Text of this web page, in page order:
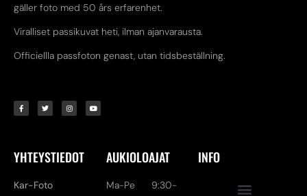
gäller foto med 50 års erfarenhet.
Viralliset passikuvat heti, ilman ajanvarausta.
Officiellla passfoton genast, utan tidsbeställning.
YHTEYSTIEDOT
Kar-Foto
AUKIOLOAJAT
Ma-Pe 9:30-
INFO